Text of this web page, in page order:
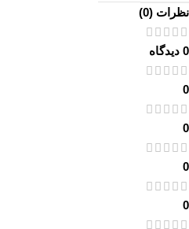
نظرات (0)
0 دیدگاه
0
0
0
0